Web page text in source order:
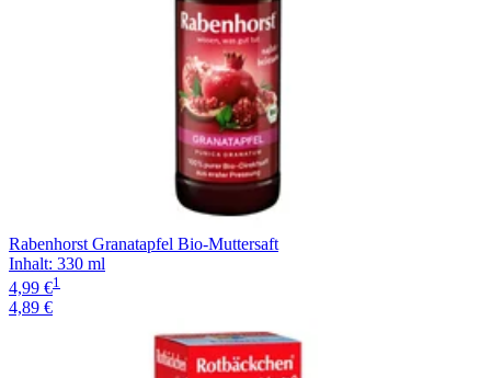
Rabenhorst Granatapfel Bio-Muttersaft
Inhalt: 330 ml
4,99 €1
4,89 €